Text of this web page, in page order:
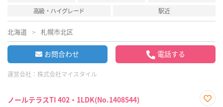
高級・ハイグレード
駅近
北海道 札幌市北区
お問合わせ 電話する
運営会社： 株式会社マイスタイル
ノールテラスTI 402・1LDK(No.1408544)